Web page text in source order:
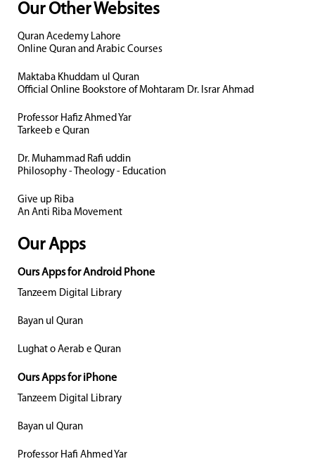
Our Other Websites
Quran Acedemy Lahore
Online Quran and Arabic Courses
Maktaba Khuddam ul Quran
Official Online Bookstore of Mohtaram Dr. Israr Ahmad
Professor Hafiz Ahmed Yar
Tarkeeb e Quran
Dr. Muhammad Rafi uddin
Philosophy - Theology - Education
Give up Riba
An Anti Riba Movement
Our Apps
Ours Apps for Android Phone
Tanzeem Digital Library
Bayan ul Quran
Lughat o Aerab e Quran
Ours Apps for iPhone
Tanzeem Digital Library
Bayan ul Quran
Professor Hafi Ahmed Yar